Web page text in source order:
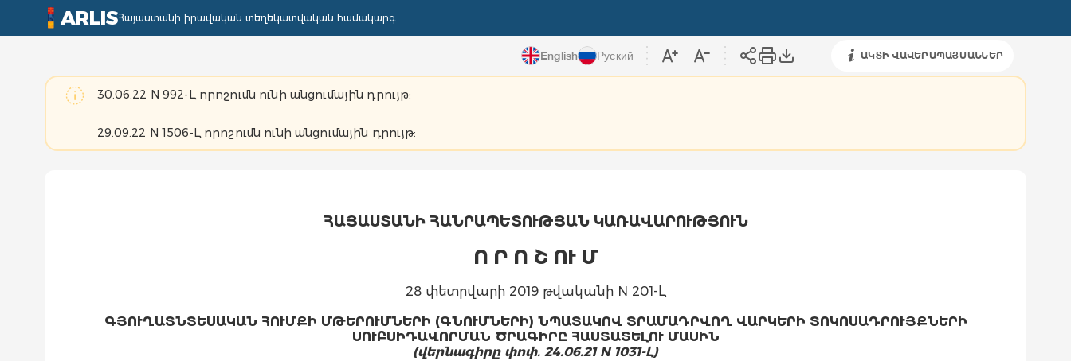
ARLISՀայաստանի իրավական տեղեկատվական համակարգ
English Руский ԱԿՏԻ ՎԱՎԵՐԱՊԱՅՄԱՆՆԵՐ
30.06.22 N 992-Լ որոշումն ունի անցումային դրույթ:
29.09.22 N 1506-Լ որոշումն ունի անցումային դրույթ:
ՀԱՅԱՍՏԱՆԻ ՀԱՆՐԱՊԵՏՈՒԹՅԱՆ ԿԱՌԱՎԱՐՈՒԹՅՈՒՆ
Ո Ր Ո Շ ՈՒ Մ
28 փետրվարի 2019 թվականի N 201-Լ
ԳՅՈՒՂԱՏՆՏԵՍԱԿԱՆ ՀՈՒՄՔԻ ՄԹԵՐՈՒՄՆԵՐԻ (ԳՆՈՒՄՆԵՐԻ) ՆՊԱՏԱԿՈՎ ՏՐԱՄԱԴՐՎՈՂ ՎԱՐԿԵՐԻ ՏՈԿՈՍԱԴՐՈՒՅՔՆԵՐԻ
ՍՈՒԲՍԻԴԱՎՈՐՄԱՆ ԾՐԱԳԻՐԸ ՀԱՍՏԱՏԵԼՈՒ ՄԱՍԻՆ
(վերնագիրը փոփ. 24.06.21 N 1031-Լ)